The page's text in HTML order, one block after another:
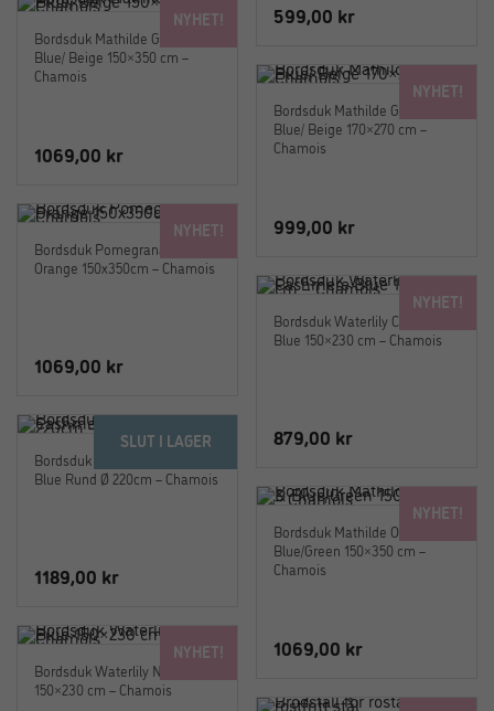
599,00 kr
NYHET!
Bordsduk Mathilde Green/
Blue/ Beige 150×350 cm –
Chamois
1069,00 kr
NYHET!
Bordsduk Mathilde Green/
Blue/ Beige 170×270 cm –
Chamois
999,00 kr
NYHET!
Bordsduk Pomegranate
Orange 150x350cm – Chamois
1069,00 kr
NYHET!
Bordsduk Waterlily Cashmere
Blue 150×230 cm – Chamois
879,00 kr
SLUT I LAGER
Bordsduk Waterlily Cashmere
Blue Rund Ø 220cm – Chamois
1189,00 kr
NYHET!
Bordsduk Mathilde Orange &
Blue/Green 150×350 cm –
Chamois
1069,00 kr
NYHET!
Bordsduk Waterlily Navy Blue
150×230 cm – Chamois